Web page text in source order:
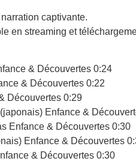
captivante.
en streaming et
& Découvertes 0:24
& Découvertes 0:22
Découvertes 0:29
Enfance &
Enfance & Découvertes 0:30
Enfance & Découvertes
& Découvertes 0:30